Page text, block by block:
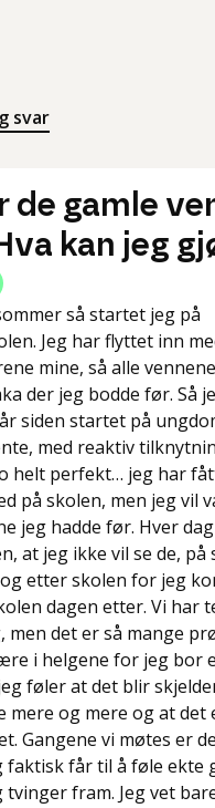
svar
de gamle
kan jeg
så startet jeg på
Jeg har flyttet inn
mine, så alle
der jeg bodde før. Så
siden startet på
med reaktiv
helt perfekt… jeg har
på skolen, men jeg vil
jeg hadde før. Hver
at jeg ikke vil se de, på
etter skolen for jeg
dagen etter. Vi har
men det er så mange
i helgene for jeg bor
føler at det blir
mere og mere og at det
Gangene vi møtes er
faktisk får til å føle ekte
tvinger fram. Jeg vet